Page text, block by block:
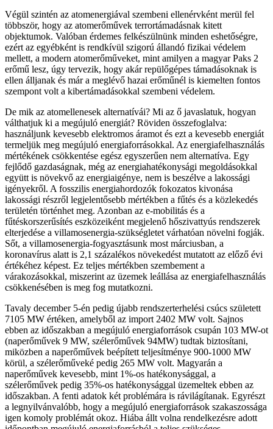
Végül szintén az atomenergiával szembeni ellenérvként merül fel
többször, hogy az atomerőművek terrortámadásnak kitett
objektumok. Valóban érdemes felkészülnünk minden eshetőségre,
ezért az egyébként is rendkívül szigorú állandó fizikai védelem
mellett, a modern atomerőműveket, mint amilyen a magyar Paks 2
erőmű lesz, úgy tervezik, hogy akár repülőgépes támadásoknak is
ellen álljanak és már a meglévő hazai erőműnél is kiemelten fontos
szempont volt a kibertámadásokkal szembeni védelem.
De mik az atomellenesek alternatívái? Mi az ő javaslatuk, hogyan
válthatjuk ki a megújuló energiát? Röviden összefoglalva:
használjunk kevesebb elektromos áramot és ezt a kevesebb energiát
termeljük meg megújuló energiaforrásokkal. Az energiafelhasználás
mértékének csökkentése egész egyszerűen nem alternatíva. Egy
fejlődő gazdaságnak, még az energiahatékonysági megoldásokkal
együtt is növekvő az energiaigénye, nem is beszélve a lakossági
igényekről. A fosszilis energiahordozók fokozatos kivonása
lakossági részről legjelentősebb mértékben a fűtés és a közlekedés
területén történhet meg. Azonban az e-mobilitás és a
fűtéskorszerűsítés eszközeiként megjelenő hőszivattyús rendszerek
elterjedése a villamosenergia-szükségletet várhatóan növelni fogják.
Sőt, a villamosenergia-fogyasztásunk most márciusban, a
koronavírus alatt is 2,1 százalékos növekedést mutatott az előző évi
értékéhez képest. Ez teljes mértékben szembement a
várakozásokkal, miszerint az üzemek leállása az energiafelhasználás
csökkenésében is meg fog mutatkozni.
Tavaly december 5-én pedig újabb rendszerterhelési csúcs született
7105 MW értéken, amelyből az import 2402 MW volt. Sajnos
ebben az időszakban a megújuló energiaforrások csupán 103 MW-ot
(naperőművek 9 MW, szélerőművek 94MW) tudtak biztosítani,
miközben a naperőművek beépített teljesítménye 900-1000 MW
körül, a szélerőműveké pedig 265 MW volt. Magyarán a
naperőművek kevesebb, mint 1%-os hatékonysággal, a
szélerőművek pedig 35%-os hatékonysággal üzemeltek ebben az
időszakban. A fenti adatok két problémára is rávilágítanak. Egyrészt
a legnyilvánvalóbb, hogy a megújuló energiaforrások szakaszossága
igen komoly problémát okoz. Hiába állt volna rendelkezésre adott